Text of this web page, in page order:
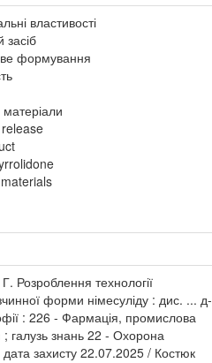
властивості
засіб
формування
матеріали
Розроблення технології
форми німесуліду : дис. ... д-
: 226 - Фармація, промислова
галузь знань 22 - Охорона
захисту 22.07.2025 / Костюк